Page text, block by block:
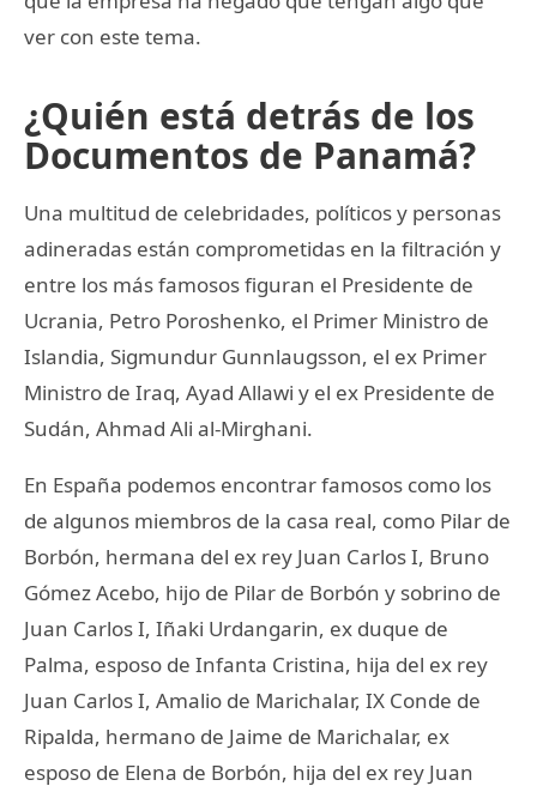
ver con este tema.
¿Quién está detrás de los
Documentos de Panamá?
Una multitud de celebridades, políticos y personas
adineradas están comprometidas en la filtración y
entre los más famosos figuran el Presidente de
Ucrania, Petro Poroshenko, el Primer Ministro de
Islandia, Sigmundur Gunnlaugsson, el ex Primer
Ministro de Iraq, Ayad Allawi y el ex Presidente de
Sudán, Ahmad Ali al-Mirghani.
En España podemos encontrar famosos como los
de algunos miembros de la casa real, como Pilar de
Borbón, hermana del ex rey Juan Carlos I, Bruno
Gómez Acebo, hijo de Pilar de Borbón y sobrino de
Juan Carlos I, Iñaki Urdangarin, ex duque de
Palma, esposo de Infanta Cristina, hija del ex rey
Juan Carlos I, Amalio de Marichalar, IX Conde de
Ripalda, hermano de Jaime de Marichalar, ex
esposo de Elena de Borbón, hija del ex rey Juan